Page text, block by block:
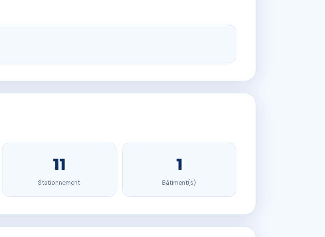
11
Stationnement
1
Bâtiment(s)